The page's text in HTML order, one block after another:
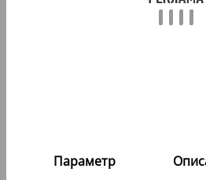
Параметр